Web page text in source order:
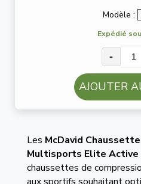
Modèle :
Expédié
-
AJOUTER
Les McDavid
Multisports Elite Active
chaussettes de